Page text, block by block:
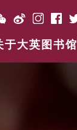
于大英图书馆